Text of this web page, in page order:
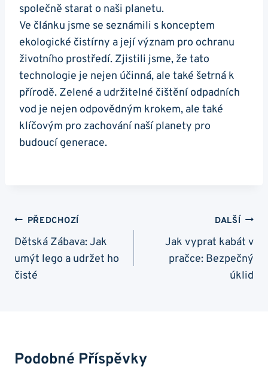
společně starat o naši planetu.
Ve článku jsme se seznámili s konceptem
ekologické čistírny a její význam pro ochranu
životního prostředí. Zjistili jsme, že tato
technologie je nejen účinná, ale také šetrná k
přírodě. Zelené a udržitelné čištění odpadních
vod je nejen odpovědným krokem, ale také
klíčovým pro zachování naší planety pro
budoucí generace.
Navigace
Pro
Příspěvek
PŘEDCHOZÍ
Dětská Zábava: Jak
umýt lego a udržet ho
čisté
DALŠÍ
Jak vyprat kabát v
pračce: Bezpečný
úklid
Podobné Příspěvky